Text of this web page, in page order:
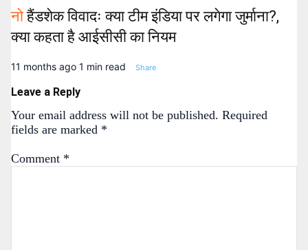
नोहैंडशेक विवादः क्या टीम इंडिया पर लगेगा जुर्माना?,
क्या कहता है आईसीसी का नियम
11 months ago 1 min read Share
Leave a Reply
Your email address will not be published. Required
fields are marked *
Comment *